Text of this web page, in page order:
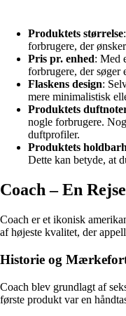
Produktets størrelse
forbrugere, der
Pris pr. enhed: Med
forbrugere, der søger
Flaskens design:
mere minimalistisk
Produktets
nogle forbrugere.
duftprofiler.
Produktets
Dette kan betyde, at
Coach – En
Coach er et ikonisk
af højeste kvalitet, der
Historie og
Coach blev grundlagt af
første produkt var en